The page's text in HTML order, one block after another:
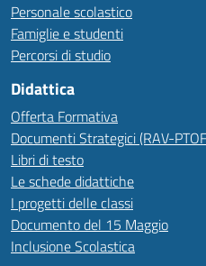
Personale scolastico
Famiglie e studenti
Percorsi di studio
Didattica
Offerta Formativa
Documenti Strategici (RAV-
Libri di testo
Le schede didattiche
I progetti delle classi
Documento del 15 Maggio
Inclusione Scolastica